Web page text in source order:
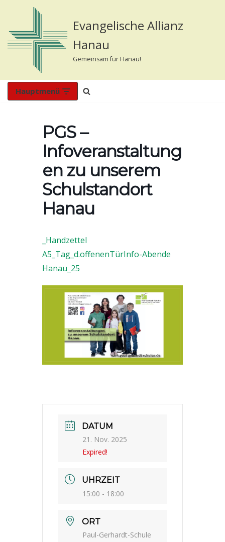
Inhalt
springen
Evangelische Allianz
Hanau
Gemeinsam für Hanau!
Hauptmenü
PGS –
Infoveranstaltung
en zu unserem
Schulstandort
Hanau
_Handzettel
A5_Tag_d.offenenTürInfo-Abende
Hanau_25
DATUM
21. Nov. 2025
Expired!
UHRZEIT
15:00 - 18:00
ORT
Paul-Gerhardt-Schule